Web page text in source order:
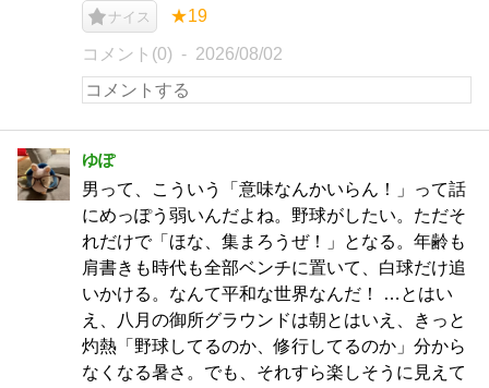
ナイス ★19
コメント(0) 2026/08/02
ゆぽ
男って、こういう「意味なんかいらん！」って話
にめっぽう弱いんだよね。野球がしたい。ただそ
れだけで「ほな、集まろうぜ！」となる。年齢も
肩書きも時代も全部ベンチに置いて、白球だけ追
いかける。なんて平和な世界なんだ！ …とはい
え、八月の御所グラウンドは朝とはいえ、きっと
灼熱「野球してるのか、修行してるのか」分から
なくなる暑さ。でも、それすら楽しそうに見えて